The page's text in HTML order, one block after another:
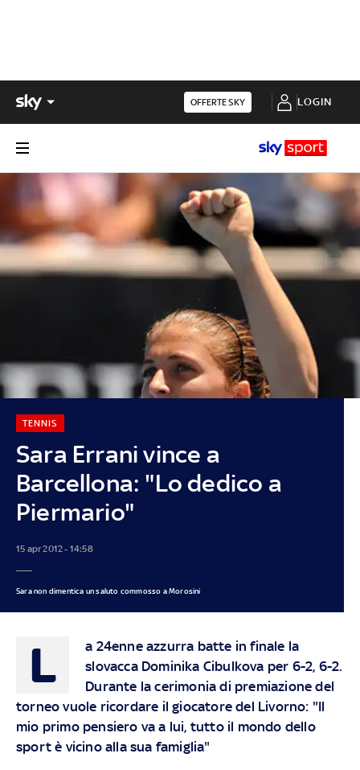
OFFERTE SKY LOGIN
Sara Errani vince a
Barcellona: "Lo dedico a
Piermario"
TENNIS
15 apr 2012 - 14:58
Sara non dimentica un saluto commosso a Morosini
L
a 24enne azzurra batte in finale la
slovacca Dominika Cibulkova per 6-2, 6-2.
Durante la cerimonia di premiazione del
torneo vuole ricordare il giocatore del Livorno: "Il
mio primo pensiero va a lui, tutto il mondo dello
sport è vicino alla sua famiglia"